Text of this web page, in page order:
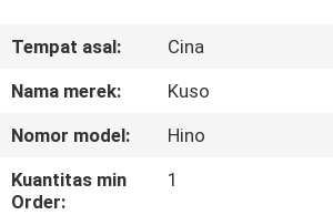
TENTANG
KAMI
TUR
PABRIK
Tempat asal:
Cina
Nama merek:
Kuso
Nomor model:
Hino
Kuantitas min
Order:
1